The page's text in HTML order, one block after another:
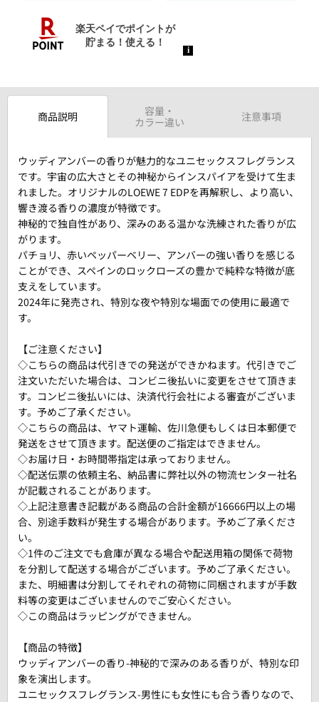
商品説明
容量・
カラー違い
注意事項
ウッディアンバーの香りが魅力的なユニセックスフレグランス
です。宇宙の広大さとその神秘からインスパイアを受けて生ま
れました。オリジナルのLOEWE 7 EDPを再解釈し、より高い、
響き渡る香りの濃度が特徴です。
神秘的で独自性があり、深みのある温かな洗練された香りが広
がります。
パチョリ、赤いペッパーベリー、アンバーの強い香りを感じる
ことができ、スペインのロックローズの豊かで純粋な特徴が底
支えをしています。
2024年に発売され、特別な夜や特別な場面での使用に最適で
す。
【ご注意ください】
◇こちらの商品は代引きでの発送ができかねます。代引きでご
注文いただいた場合は、コンビニ後払いに変更をさせて頂きま
す。コンビニ後払いには、決済代行会社による審査がございま
す。予めご了承ください。
◇こちらの商品は、ヤマト運輸、佐川急便もしくは日本郵便で
発送をさせて頂きます。配送便のご指定はできません。
◇お届け日・お時間帯指定は承っておりません。
◇配送伝票の依頼主名、納品書に弊社以外の物流センター社名
が記載されることがあります。
◇上記注意書き記載がある商品の合計金額が16666円以上の場
合、別途手数料が発生する場合があります。予めご了承くださ
い。
◇1件のご注文でも倉庫が異なる場合や配送用箱の関係で荷物
を分割して配送する場合がございます。予めご了承ください。
また、明細書は分割してそれぞれの荷物に同梱されますが手数
料等の変更はございませんのでご安心ください。
◇この商品はラッピングができません。
【商品の特徴】
ウッディアンバーの香り-神秘的で深みのある香りが、特別な印
象を演出します。
ユニセックスフレグランス-男性にも女性にも合う香りなので、